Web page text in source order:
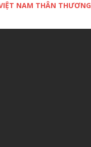
NAM THÂN THƯƠNG